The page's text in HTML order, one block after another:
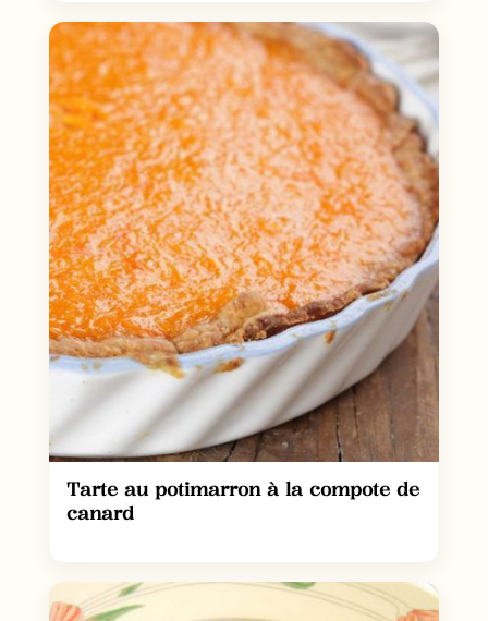
Tarte au potimarron à la compote de
canard